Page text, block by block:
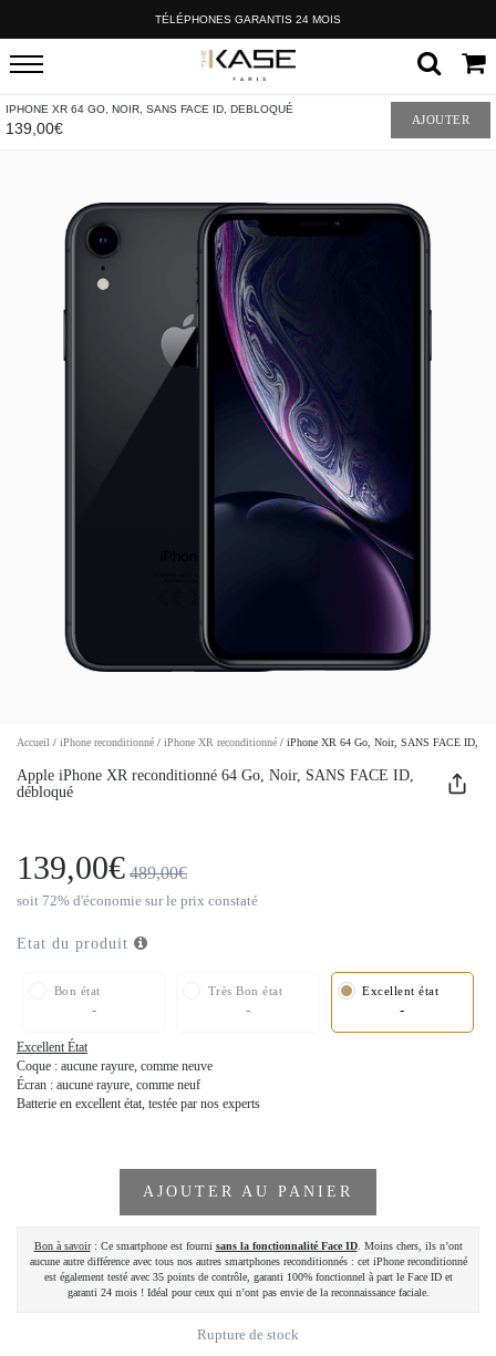
TÉLÉPHONES GARANTIS 24 MOIS
IPHONE XR 64 GO, NOIR, SANS FACE ID, DEBLOQUÉ
139,00€ AJOUTER
Accueil / iPhone reconditionné / iPhone XR reconditionné / iPhone XR 64 Go, Noir, SANS FACE ID,
Apple iPhone XR reconditionné 64 Go, Noir, SANS FACE ID,
débloqué
139,00€ 489,00€
soit 72% d'économie sur le prix constaté
Etat du produit
Bon état
-
Très Bon état
-
Excellent état
-
Excellent État
Coque : aucune rayure, comme neuve
Écran : aucune rayure, comme neuf
Batterie en excellent état, testée par nos experts
AJOUTER AU PANIER
Bon à savoir: Ce smartphone est fourni sans la fonctionnalité Face ID. Moins chers, ils n’ont
aucune autre différence avec tous nos autres smartphones reconditionnés : cet iPhone reconditionné
est également testé avec 35 points de contrôle, garanti 100% fonctionnel à part le Face ID et
garanti 24 mois ! Idéal pour ceux qui n’ont pas envie de la reconnaissance faciale.
Rupture de stock